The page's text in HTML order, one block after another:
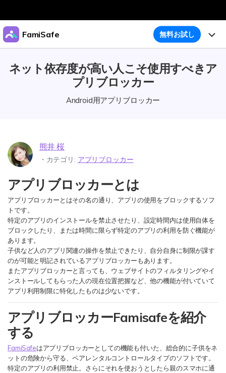
製品
ユーティリティ
FamiSafe 無料お試し
アクティビティレポート
スクリーンタイム
ウェブフィルタ
怪しい画像検出
明示コンテンツ検出
製品活用
製品活用
お子様のスマホでペアレンタルコントロール
今すぐ購入
ダウンロード ログイン
検索
ネット依存度が高い人こそ使用すべきア
プリブロッカー
Android用アプリブロッカー
熊井 桜
・カテゴリ: アプリブロッカー
アプリブロッカーとは
アプリブロッカーとはその名の通り、アプリの使用をブロックするソフ
トです。
特定のアプリのインストールを禁止させたり、設定時間内は使用自体を
ブロックしたり、または時間に限らず特定のアプリの利用を防ぐ機能が
あります。
子供など人のアプリ関連の操作を禁止できたり、自分自身に制限が課す
のが可能と明記されているアプリブロッカーもあります。
またアプリブロッカーと言っても、ウェブサイトのフィルタリングやイ
ンストールしてもらった人の現在位置把握など、他の機能が付いていて
アプリ利用制限に特化したものは少ないです。
アプリブロッカーFamisafeを紹介
する
FamiSafeはアプリブロッカーとしての機能も付いた、総合的に子供をネ
ットの危険から守る、ペアレンタルコントロールタイプのソフトです。
特定のアプリの利用禁止。さらにそれを使おうとしたら親のスマホに通